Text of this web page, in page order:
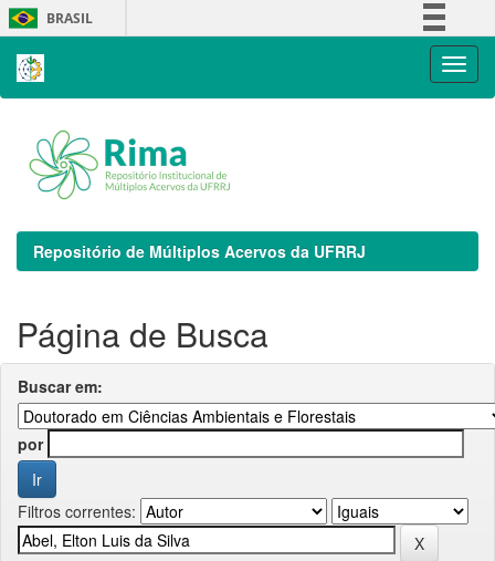
Skip
navigation
BRASIL
Repositório de Múltiplos Acervos da UFRRJ
Página de Busca
Buscar em:
por
Filtros correntes: